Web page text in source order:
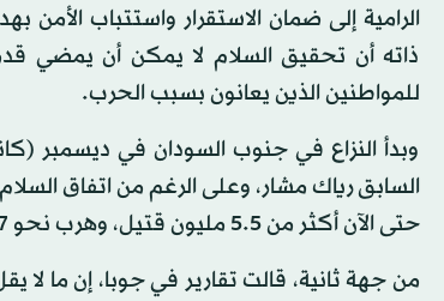
الرامية إلى ضمان الاستقرار واستتباب
ذاته أن تحقيق السلام لا يمكن أن يمضي
للمواطنين الذين يعانون بسبب الحرب.
حتى الآن أكثر من 5.5 مليون قتيل، وهرب نحو 1.7 مليون لاجئ إلى البلدان المجاورة.